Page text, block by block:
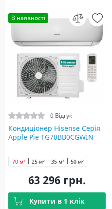
В наявності
0 Відгук
Кондиціонер Hisense Серія
Apple Pie TG70BB0CGWIN
25 м² 35 м² 50 м²
70 м²
63 296 грн.
Купити в 1 клік